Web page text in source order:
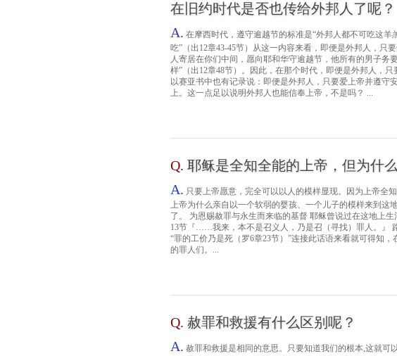
在旧约时代是否也传给外邦人了呢？
A. 在摩西时代，遵守逾越节的标准是“外邦人都不可吃这
吃”（出12章43-45节）从这一内容来看，即便是外邦人，只
人寄居在你们中间，愿向耶和华守逾越节，他所有的男子务
样”（出12章48节）。因此，在那个时代，即便是外邦人，
以赛亚书中也有记录说：即便是外邦人，只要爱上帝并遵守
上。这一点足以说明外邦人也能信奉上帝，不是吗？ ...
Q. 耶稣是全知全能的上帝，但为什
A. 只要上帝愿意，完全可以以人的模样显现。因为上帝全
上帝为什么亲自以一个软弱的婴孩、一个儿子的模样来到这
了。 为恩赐赦罪与永生而来临的基督 耶稣曾说过在这地上
13节『……我来，本不是召义人，乃是召（寻找）罪人。』
“罪的工价乃是死（罗6章23节）”连接此话语来看就可得知
的罪人们。...
Q. 赦罪和救援有什么区别呢？
A. 赦罪和救援是相同的意思。只要知道我们的根本,这就可